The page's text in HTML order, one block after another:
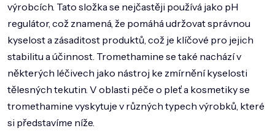
MUŽI
DOMÁCNOST
ZNAČKY
O NÁS
BLOG
výrobcích. Tato složka se nejčastěji používá jako pH
regulátor, což znamená, že pomáhá udržovat správnou
kyselost a zásaditost produktů, což je klíčové pro jejich
stabilitu a účinnost. Tromethamine se také nachází v
některých léčivech jako nástroj ke zmírnění kyselosti
tělesných tekutin. V oblasti péče o pleť a kosmetiky se
tromethamine vyskytuje v různých typech výrobků, které
si představíme níže.